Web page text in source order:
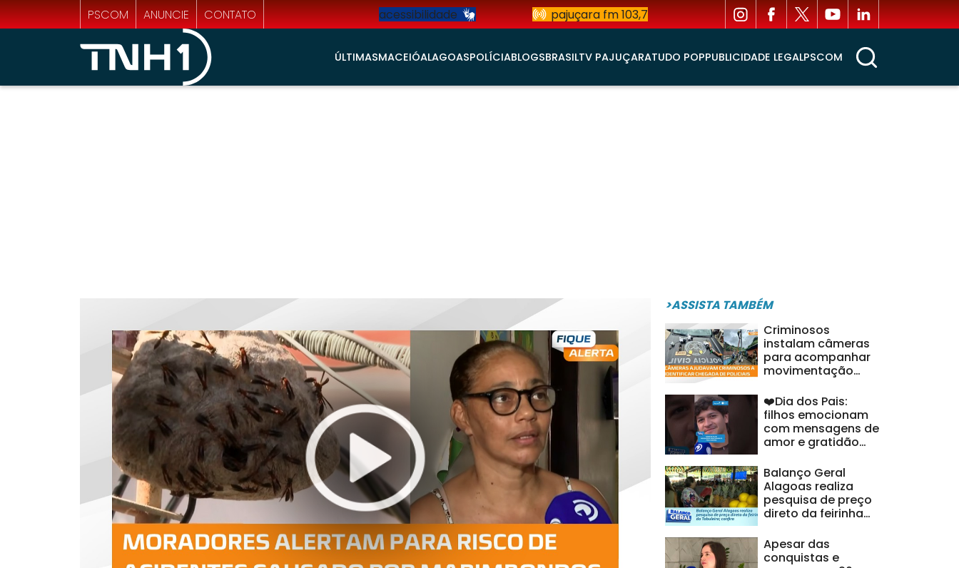
PSCOM ANUNCIE CONTATO acessibilidade pajuçara fm 103,7
ÚLTIMASMACEIÓALAGOASPOLÍCIABLOGSBRASILTV PAJUÇARATUDO POPPUBLICIDADE LEGALPSCOM
>ASSISTA TAMBÉM
Criminosos
instalam câmeras
para acompanhar
movimentação
❤️Dia dos Pais:
filhos emocionam
com mensagens de
amor e gratidão
Balanço Geral
Alagoas realiza
pesquisa de preço
direto da feirinha
confira
Apesar das
conquistas e